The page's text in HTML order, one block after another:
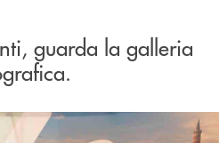
guarda la galleria